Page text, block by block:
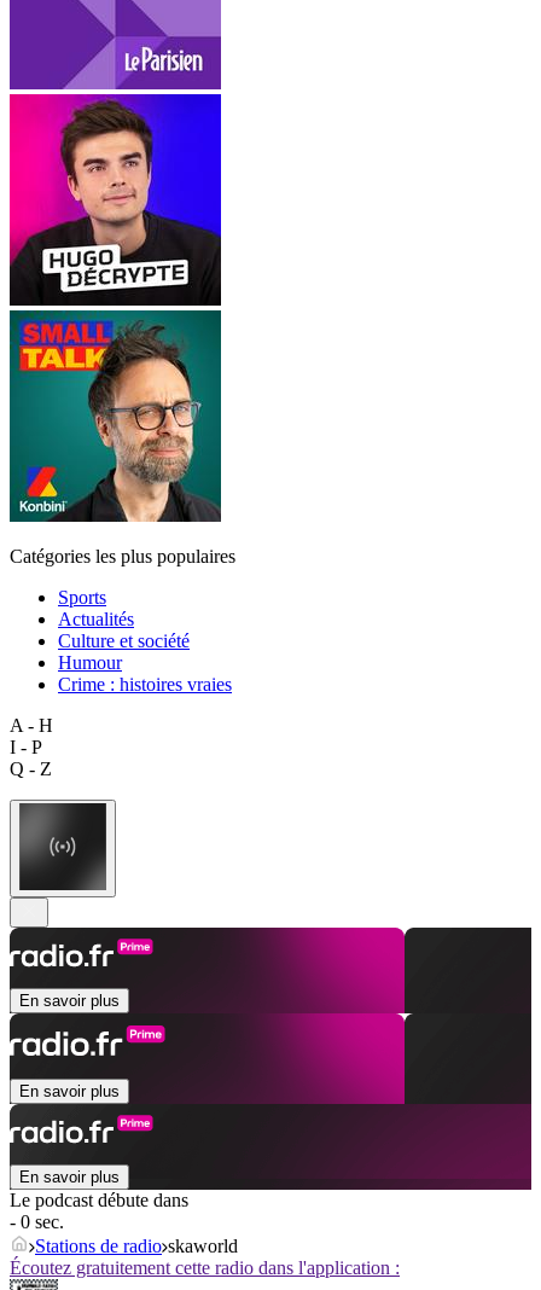
Catégories les plus populaires
Sports
Actualités
Culture et société
Humour
Crime : histoires vraies
A - H
I - P
Q - Z
En savoir plus
En savoir plus
En savoir plus
Le podcast débute dans
- 0 sec.
Stations de radio skaworld
Écoutez gratuitement cette radio dans l'application :